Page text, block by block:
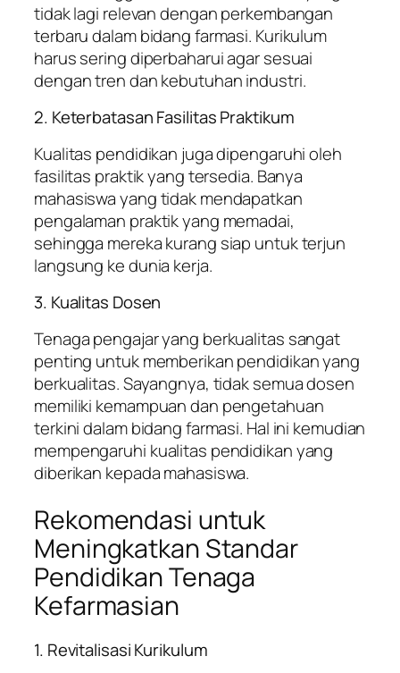
tidak lagi relevan dengan perkembangan
terbaru dalam bidang farmasi. Kurikulum
harus sering diperbaharui agar sesuai
dengan tren dan kebutuhan industri.
2. Keterbatasan Fasilitas Praktikum
Kualitas pendidikan juga dipengaruhi oleh
fasilitas praktik yang tersedia. Banya
mahasiswa yang tidak mendapatkan
pengalaman praktik yang memadai,
sehingga mereka kurang siap untuk terjun
langsung ke dunia kerja.
3. Kualitas Dosen
Tenaga pengajar yang berkualitas sangat
penting untuk memberikan pendidikan yang
berkualitas. Sayangnya, tidak semua dosen
memiliki kemampuan dan pengetahuan
terkini dalam bidang farmasi. Hal ini kemudian
mempengaruhi kualitas pendidikan yang
diberikan kepada mahasiswa.
Rekomendasi untuk
Meningkatkan Standar
Pendidikan Tenaga
Kefarmasian
1. Revitalisasi Kurikulum